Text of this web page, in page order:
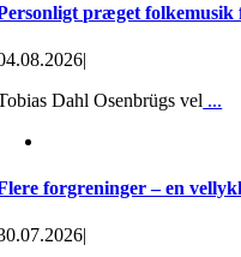
præget folkemusik
|
Dahl Osenbrügs vel ...
forgreninger – en
|